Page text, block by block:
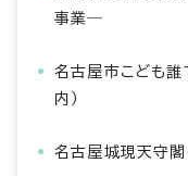
事業―
名古屋市こども誰
内）
名古屋城現天守